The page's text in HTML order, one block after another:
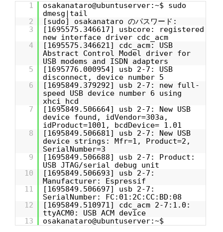
1
osakanataro@ubuntuserver:~$ sudo
dmesg|tail
2
[sudo] osakanataro のパスワード:
3
[1695575.346617] usbcore: registered
new interface driver cdc_acm
4
[1695575.346621] cdc_acm: USB
Abstract Control Model driver for
USB modems and ISDN adapters
5
[1695776.000954] usb 2-7: USB
disconnect, device number 5
6
[1695849.379292] usb 2-7: new full-
speed USB device number 6 using
xhci_hcd
7
[1695849.506664] usb 2-7: New USB
device found, idVendor=303a,
idProduct=1001, bcdDevice= 1.01
8
[1695849.506681] usb 2-7: New USB
device strings: Mfr=1, Product=2,
SerialNumber=3
9
[1695849.506688] usb 2-7: Product:
USB JTAG/serial debug unit
10
[1695849.506693] usb 2-7:
Manufacturer: Espressif
11
[1695849.506697] usb 2-7:
SerialNumber: FC:01:2C:CC:BD:08
12
[1695849.510971] cdc_acm 2-7:1.0:
ttyACM0: USB ACM device
13
osakanataro@ubuntuserver:~$